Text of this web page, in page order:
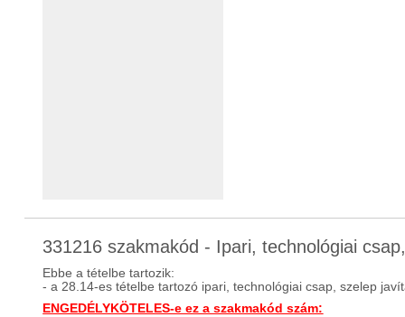
331216 szakmakód - Ipari, technológiai
Ebbe a tételbe tartozik:
- a 28.14-es tételbe tartozó ipari, technológiai csap, szelep
ENGEDÉLYKÖTELES-e ez a szakmakód szám: